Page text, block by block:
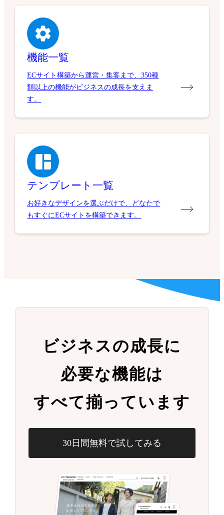
機能一覧
ECサイト構築から運営・集客まで、350種
類以上の機能がビジネスの成長を支えま
す。
テンプレート一覧
お好きなデザインを選ぶだけで、どなたで
もすぐにECサイトを構築できます。
ビジネスの成長に
必要な機能は
すべて揃っています
30日間無料で試してみる